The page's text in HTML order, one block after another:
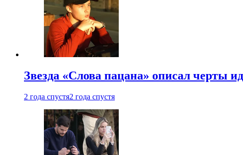
Звезда «Слова пацана» описал черты
2 года спустя2 года спустя